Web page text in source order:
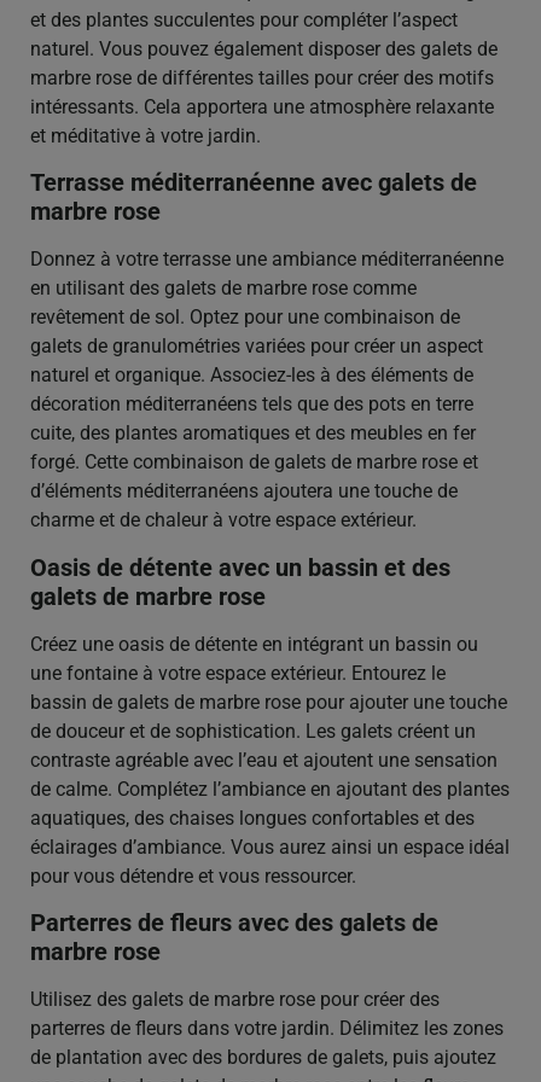
et des plantes succulentes pour compléter l’aspect
naturel. Vous pouvez également disposer des galets de
marbre rose de différentes tailles pour créer des motifs
intéressants. Cela apportera une atmosphère relaxante
et méditative à votre jardin.
Terrasse méditerranéenne avec galets de
marbre rose
Donnez à votre terrasse une ambiance méditerranéenne
en utilisant des galets de marbre rose comme
revêtement de sol. Optez pour une combinaison de
galets de granulométries variées pour créer un aspect
naturel et organique. Associez-les à des éléments de
décoration méditerranéens tels que des pots en terre
cuite, des plantes aromatiques et des meubles en fer
forgé. Cette combinaison de galets de marbre rose et
d’éléments méditerranéens ajoutera une touche de
charme et de chaleur à votre espace extérieur.
Oasis de détente avec un bassin et des
galets de marbre rose
Créez une oasis de détente en intégrant un bassin ou
une fontaine à votre espace extérieur. Entourez le
bassin de galets de marbre rose pour ajouter une touche
de douceur et de sophistication. Les galets créent un
contraste agréable avec l’eau et ajoutent une sensation
de calme. Complétez l’ambiance en ajoutant des plantes
aquatiques, des chaises longues confortables et des
éclairages d’ambiance. Vous aurez ainsi un espace idéal
pour vous détendre et vous ressourcer.
Parterres de fleurs avec des galets de
marbre rose
Utilisez des galets de marbre rose pour créer des
parterres de fleurs dans votre jardin. Délimitez les zones
de plantation avec des bordures de galets, puis ajoutez